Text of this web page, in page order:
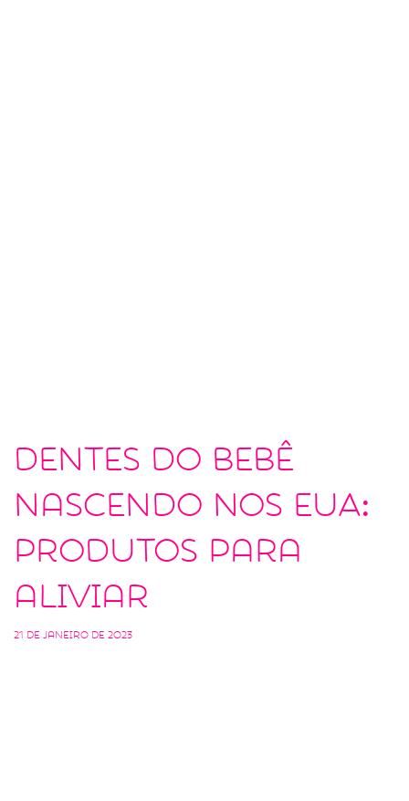
Dentes do bebê
nascendo nos EUA:
produtos para
aliviar
21 de janeiro de 2023